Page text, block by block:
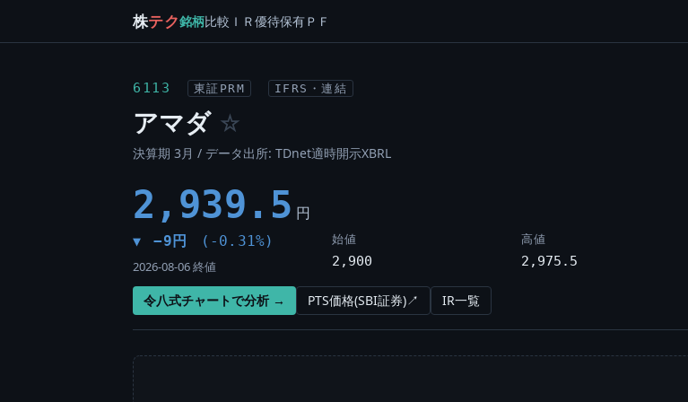
株テク銘柄比較 ＩＲ優待保有ＰＦ
6113 東証PRM IFRS・連結
アマダ ☆
決算期 3月 / データ出所: TDnet適時開示XBRL
2,939.5 円
▼ −9円 (-0.31%)
2026-08-06 終値
始値
2,900
高値
2,975.5
令八式チャートで分析 → PTS価格(SBI証券)↗ IR一覧